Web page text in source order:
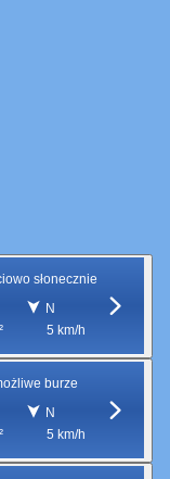
słonecznie
N
5 km/h
burze
N
5 km/h